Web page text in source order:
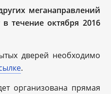
меганаправлений
течение октября 2016
дверей необходимо
.
организована прямая